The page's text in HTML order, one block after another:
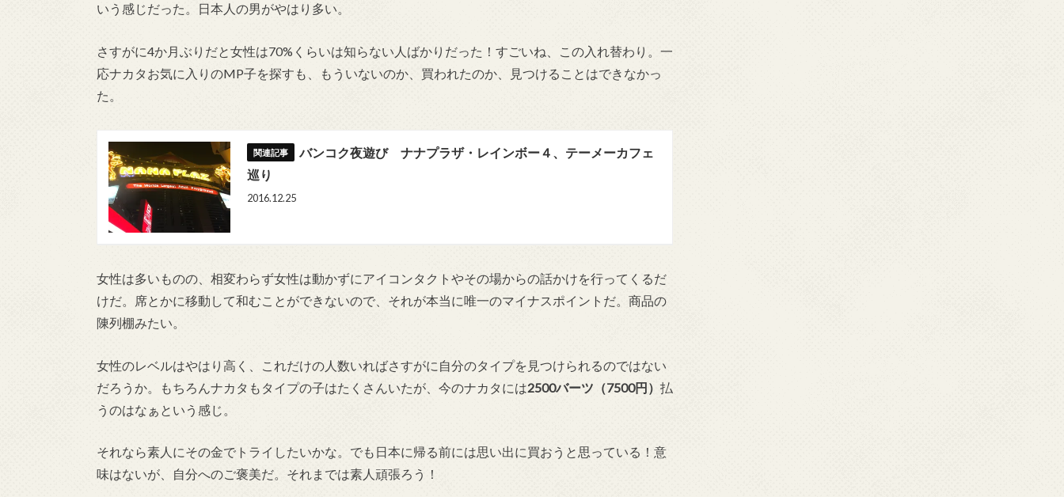
いう感じだった。日本人の男がやはり多い。
さすがに4か月ぶりだと女性は70%くらいは知らない人ばかりだった！すごいね、この入れ替わり。一
応ナカタお気に入りのMP子を探すも、もういないのか、買われたのか、見つけることはできなかっ
た。
バンコク夜遊び ナナプラザ・レインボー４、テーメーカフェ
巡り
2016.12.25
女性は多いものの、相変わらず女性は動かずにアイコンタクトやその場からの話かけを行ってくるだ
けだ。席とかに移動して和むことができないので、それが本当に唯一のマイナスポイントだ。商品の
陳列棚みたい。
女性のレベルはやはり高く、これだけの人数いればさすがに自分のタイプを見つけられるのではない
だろうか。もちろんナカタもタイプの子はたくさんいたが、今のナカタには2500バーツ（7500円） 払
うのはなぁという感じ。
それなら素人にその金でトライしたいかな。でも日本に帰る前には思い出に買おうと思っている！意
味はないが、自分へのご褒美だ。それまでは素人頑張ろう！